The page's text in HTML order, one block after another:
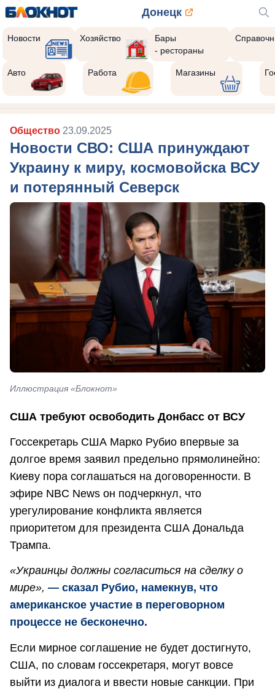
Донецк
Новости Хозяйство
Бары
- рестораны
Авто Работа Магазины
Общество 23.09.2025
Новости СВО: США принуждают
Украину к миру, космовойска ВСУ
и потерянный Северск
Иллюстрация «Блокнот»
США требуют освободить Донбасс от ВСУ
Госсекретарь США Марко Рубио впервые за
долгое время заявил предельно прямолинейно:
Киеву пора соглашаться на договоренности. В
эфире NBC News он подчеркнул, что
урегулирование конфликта является
приоритетом для президента США Дональда
Трампа.
«Украинцы должны согласиться на сделку о
мире», — сказал Рубио, намекнув, что
американское участие в переговорном
процессе не бесконечно.
Если мирное соглашение не будет достигнуто,
США, по словам госсекретаря, могут вовсе
выйти из диалога и ввести новые санкции. При